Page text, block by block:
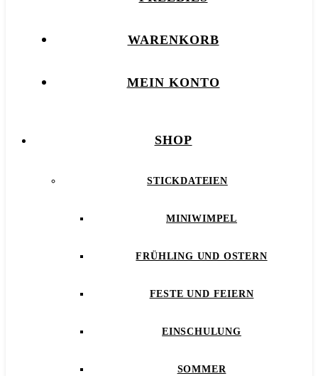
WARENKORB
MEIN KONTO
SHOP
STICKDATEIEN
MINIWIMPEL
FRÜHLING UND OSTERN
FESTE UND FEIERN
EINSCHULUNG
SOMMER